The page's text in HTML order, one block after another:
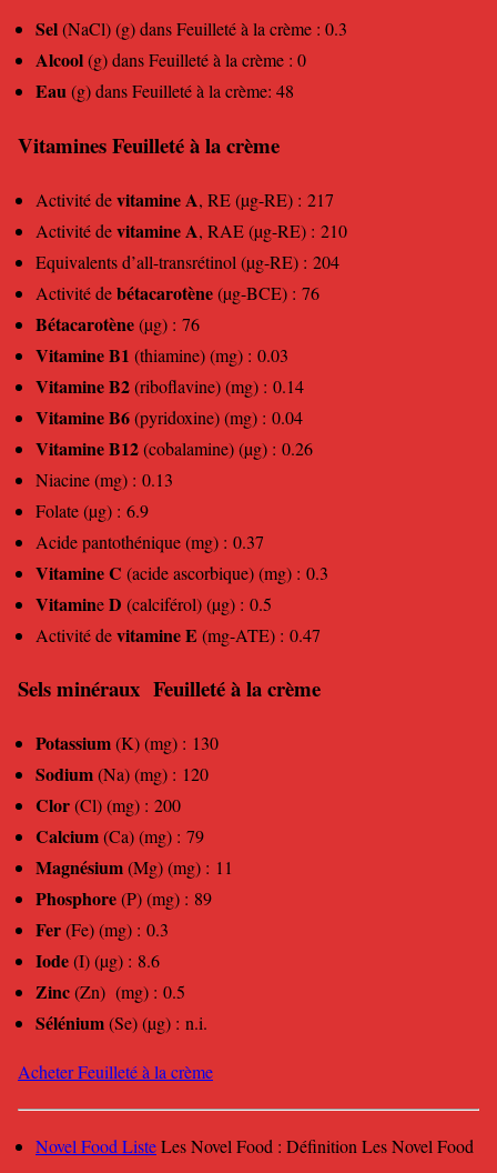
Sel(NaCl) (g) dans Feuilleté à la crème : 0.3
Alcool(g) dans Feuilleté à la crème : 0
Eau(g) dans Feuilleté à la crème: 48
Vitamines Feuilleté à la crème
Activité devitamine A, RE (µg-RE) : 217
Activité devitamine A, RAE (µg-RE) : 210
Equivalents d’all-transrétinol (µg-RE) : 204
Activité debétacarotène(µg-BCE) : 76
Bétacarotène(µg) : 76
Vitamine B1 (thiamine) (mg) : 0.03
Vitamine B2(riboflavine) (mg) : 0.14
Vitamine B6(pyridoxine) (mg) : 0.04
Vitamine B12(cobalamine) (µg) : 0.26
Niacine (mg) : 0.13
Folate (µg) : 6.9
Acide pantothénique (mg) : 0.37
Vitamine C (acide ascorbique) (mg) : 0.3
VitamineD (calciférol) (µg) : 0.5
Activité devitamine E (mg-ATE) : 0.47
Sels minéraux Feuilleté à la crème
Potassium(K) (mg) : 130
Sodium(Na) (mg) : 120
Clor(Cl) (mg) : 200
Calcium(Ca) (mg) : 79
Magnésium(Mg) (mg) : 11
Phosphore(P) (mg) : 89
Fer(Fe) (mg) : 0.3
Iode(I) (µg) : 8.6
Zinc(Zn) (mg) : 0.5
Sélénium(Se) (µg) : n.i.
Acheter Feuilleté à la crème
Novel Food ListeLes Novel Food : Définition Les Novel Food